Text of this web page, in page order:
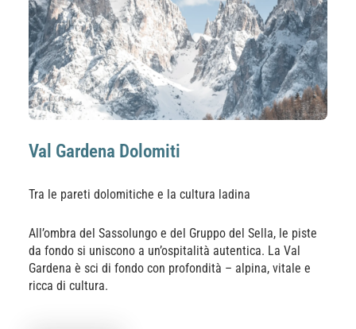
Val Gardena Dolomiti
Tra le pareti dolomitiche e la cultura ladina
All’ombra del Sassolungo e del Gruppo del Sella, le piste
da fondo si uniscono a un’ospitalità autentica. La Val
Gardena è sci di fondo con profondità – alpina, vitale e
ricca di cultura.